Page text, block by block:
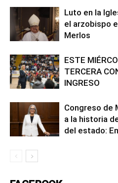
Luto en la
el arzobispo
Merlos
ESTE
TERCERA
INGRESO
Congreso de
a la historia
del estado: